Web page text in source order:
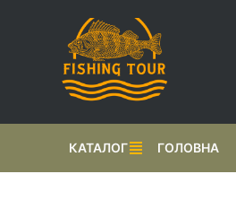
КАТАЛОГ ГОЛОВНА